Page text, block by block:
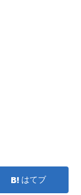
はてブ